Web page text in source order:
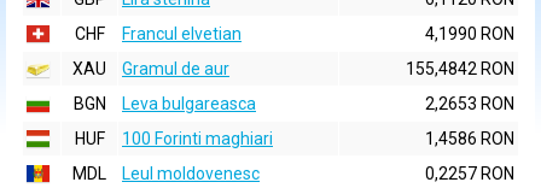
CHF
Francul elvetian
4,1990 RON
XAU
Gramul de aur
155,4842 RON
BGN
Leva bulgareasca
2,2653 RON
HUF
100 Forinti maghiari
1,4586 RON
MDL
Leul moldovenesc
0,2257 RON